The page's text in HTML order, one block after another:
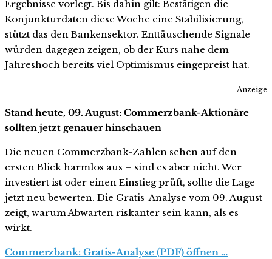
Ergebnisse vorlegt. Bis dahin gilt: Bestätigen die
Konjunkturdaten diese Woche eine Stabilisierung,
stützt das den Bankensektor. Enttäuschende Signale
würden dagegen zeigen, ob der Kurs nahe dem
Jahreshoch bereits viel Optimismus eingepreist hat.
Anzeige
Stand heute, 09. August: Commerzbank-Aktionäre
sollten jetzt genauer hinschauen
Die neuen Commerzbank-Zahlen sehen auf den
ersten Blick harmlos aus – sind es aber nicht. Wer
investiert ist oder einen Einstieg prüft, sollte die Lage
jetzt neu bewerten. Die Gratis-Analyse vom 09. August
zeigt, warum Abwarten riskanter sein kann, als es
wirkt.
Commerzbank: Gratis-Analyse (PDF) öffnen …